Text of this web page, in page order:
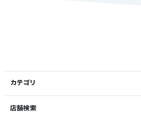
カテゴリ
店舗検索